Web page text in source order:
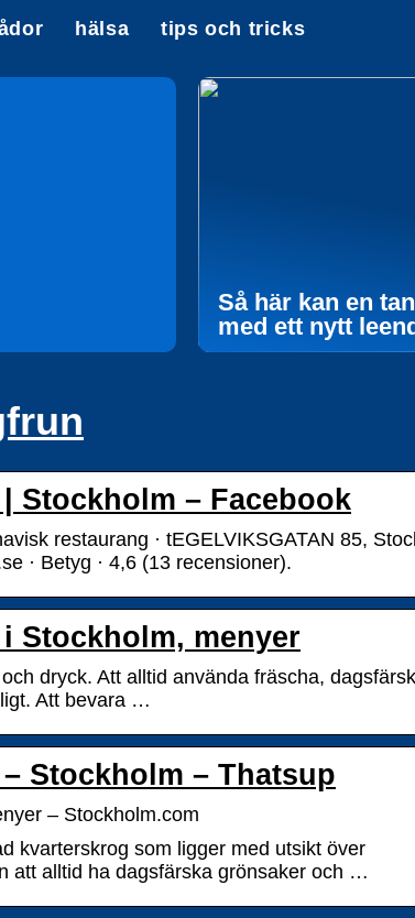
hälsa tips och tricks
Så här kan en
med ett nytt
Stockholm – Facebook
restaurang · tEGELVIKSGATAN 85,
· Betyg · 4,6 (13 recensioner).
Stockholm, menyer
dryck. Att alltid använda fräscha,
Att bevara …
Stockholm – Thatsup
– Stockholm.com
kvarterskrog som ligger med utsikt över
att alltid ha dagsfärska grönsaker och …